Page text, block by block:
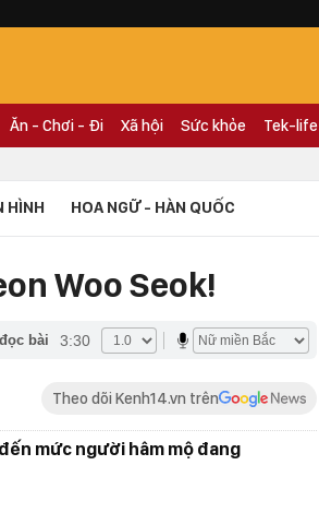
Ăn - Chơi - Đi Xã hội Sức khỏe Tek-life
HÌNH HOA NGỮ - HÀN QUỐC
Woo Seok!
bài 3:30
Theo dõi Kenh14.vn trên
mức người hâm mộ đang